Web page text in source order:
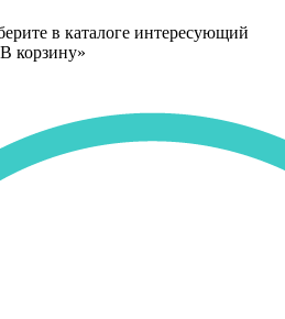
в каталоге интересующий
корзину»